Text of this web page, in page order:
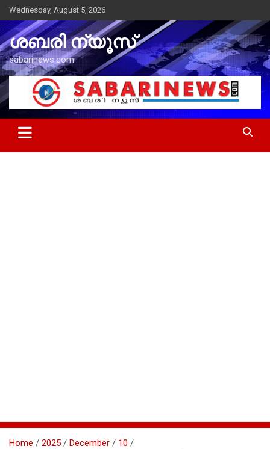
Skip
to
content
Wednesday, August 5, 2026
ശബരി ന്യൂസ്
sabarinews.com
Home 2025 December
10